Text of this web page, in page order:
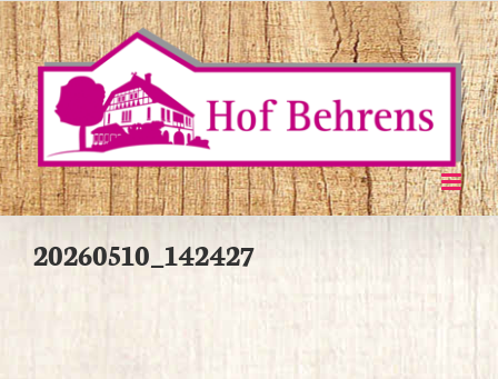
Zum
Inhalt
springen
20260510_142427